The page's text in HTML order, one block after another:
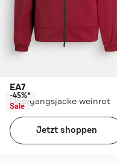
EA7
Übergangsjacke weinrot
-45%*
Sale
Jetzt shoppen